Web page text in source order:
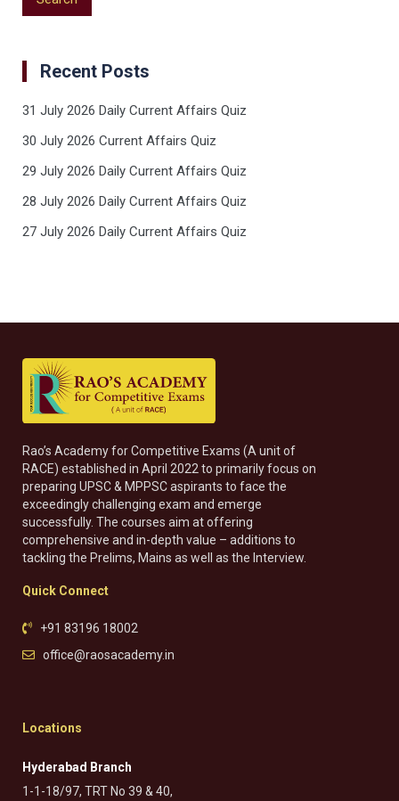
Recent Posts
31 July 2026 Daily Current Affairs Quiz
30 July 2026 Current Affairs Quiz
29 July 2026 Daily Current Affairs Quiz
28 July 2026 Daily Current Affairs Quiz
27 July 2026 Daily Current Affairs Quiz
Rao’s Academy for Competitive Exams (A unit of
RACE) established in April 2022 to primarily focus on
preparing UPSC & MPPSC aspirants to face the
exceedingly challenging exam and emerge
successfully. The courses aim at offering
comprehensive and in-depth value – additions to
tackling the Prelims, Mains as well as the Interview.
Quick Connect
+91 83196 18002
office@raosacademy.in
Locations
Hyderabad Branch
1-1-18/97, TRT No 39 & 40,